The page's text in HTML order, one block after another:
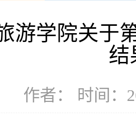
游学院关于
结
作者： 时间：